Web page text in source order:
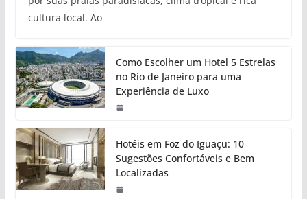
cultura local. Ao
Como Escolher um Hotel 5 Estrelas
no Rio de Janeiro para uma
Experiência de Luxo
Hotéis em Foz do Iguaçu: 10
Sugestões Confortáveis e Bem
Localizadas